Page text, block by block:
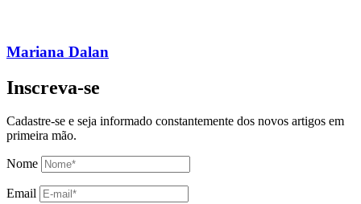
Mariana Dalan
Inscreva-se
Cadastre-se e seja informado constantemente dos novos artigos em
primeira mão.
Nome
Email